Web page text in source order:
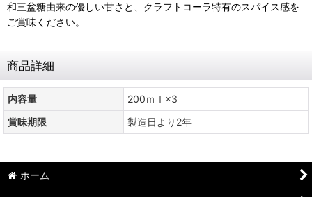
和三盆糖由来の優しい甘さと、クラフトコーラ特有のスパイス感を
ご賞味ください。
商品詳細
内容量
200ｍｌ×3
賞味期限
製造日より2年
ホーム